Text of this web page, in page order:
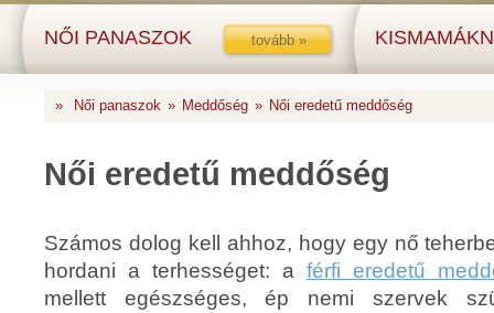
NŐI PANASZOK tovább »
» Női panaszok » Meddőség » Női eredetű meddőség
Női eredetű meddőség
Számos dolog kell ahhoz, hogy egy nő
hordani a terhességet: a férfi eredetű
mellett egészséges, ép nemi szervek